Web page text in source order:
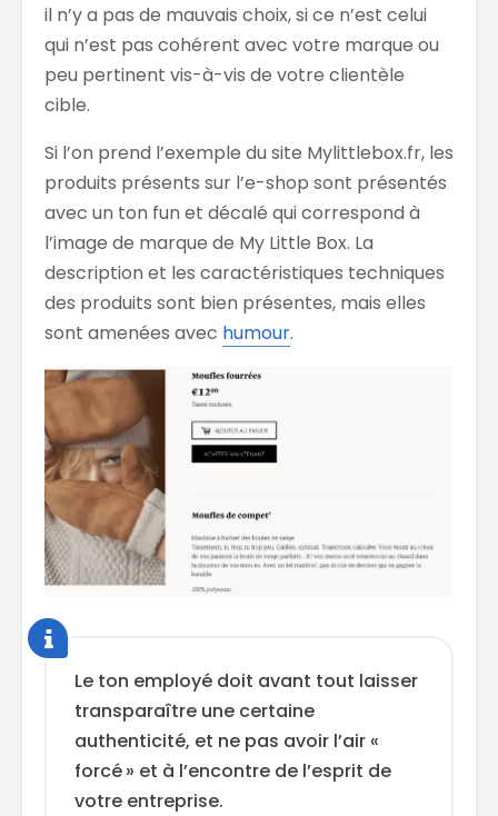
il n’y a pas de mauvais choix, si ce n’est celui
qui n’est pas cohérent avec votre marque ou
peu pertinent vis-à-vis de votre clientèle
cible.
Si l’on prend l’exemple du site Mylittlebox.fr, les
produits présents sur l’e-shop sont présentés
avec un ton fun et décalé qui correspond à
l’image de marque de My Little Box. La
description et les caractéristiques techniques
des produits sont bien présentes, mais elles
sont amenées avec humour.
Le ton employé doit avant tout laisser
transparaître une certaine
authenticité, et ne pas avoir l’air «
forcé » et à l’encontre de l’esprit de
votre entreprise.